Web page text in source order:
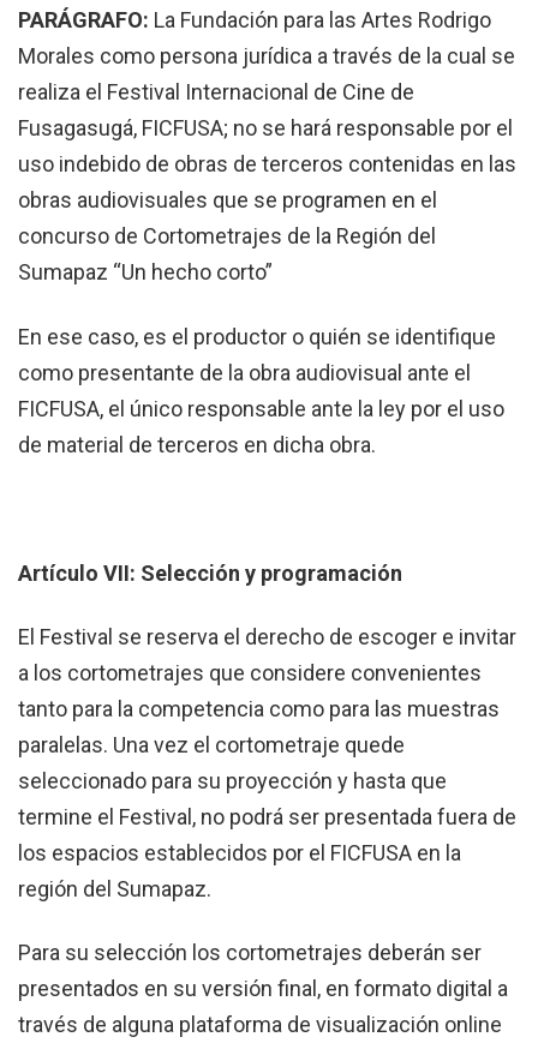
PARÁGRAFO: La Fundación para las Artes Rodrigo
Morales como persona jurídica a través de la cual se
realiza el Festival Internacional de Cine de
Fusagasugá, FICFUSA; no se hará responsable por el
uso indebido de obras de terceros contenidas en las
obras audiovisuales que se programen en el
concurso de Cortometrajes de la Región del
Sumapaz “Un hecho corto”
En ese caso, es el productor o quién se identifique
como presentante de la obra audiovisual ante el
FICFUSA, el único responsable ante la ley por el uso
de material de terceros en dicha obra.
Artículo VII: Selección y programación
El Festival se reserva el derecho de escoger e invitar
a los cortometrajes que considere convenientes
tanto para la competencia como para las muestras
paralelas. Una vez el cortometraje quede
seleccionado para su proyección y hasta que
termine el Festival, no podrá ser presentada fuera de
los espacios establecidos por el FICFUSA en la
región del Sumapaz.
Para su selección los cortometrajes deberán ser
presentados en su versión final, en formato digital a
través de alguna plataforma de visualización online